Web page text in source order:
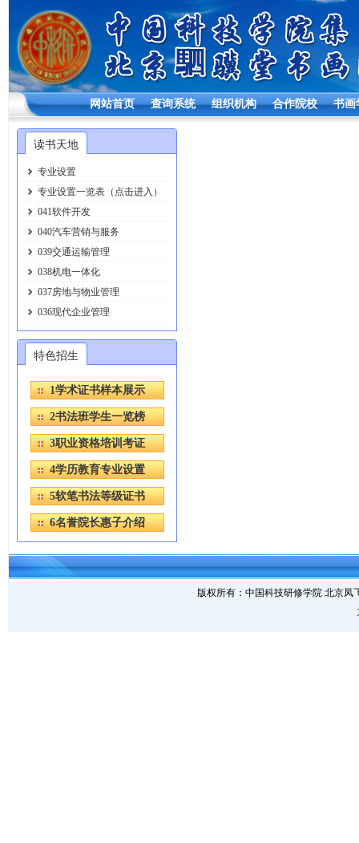
网站首页 查询系统 组织机构 合作院校 书画
读书天地
专业设置
专业设置一览表（点击进入）
041软件开发
040汽车营销与服务
039交通运输管理
038机电一体化
037房地与物业管理
036现代企业管理
特色招生
1学术证书样本展示
2书法班学生一览榜
3职业资格培训考证
4学历教育专业设置
5软笔书法等级证书
6名誉院长惠子介绍
版权所有：中国科技研修学院 北京凤